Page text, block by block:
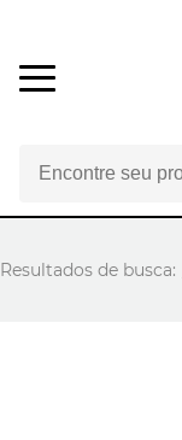
Resultados de busca: